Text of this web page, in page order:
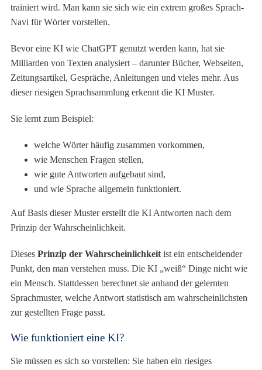
trainiert wird. Man kann sie sich wie ein extrem großes Sprach-
Navi für Wörter vorstellen.
Bevor eine KI wie ChatGPT genutzt werden kann, hat sie
Milliarden von Texten analysiert – darunter Bücher, Webseiten,
Zeitungsartikel, Gespräche, Anleitungen und vieles mehr. Aus
dieser riesigen Sprachsammlung erkennt die KI Muster.
Sie lernt zum Beispiel:
welche Wörter häufig zusammen vorkommen,
wie Menschen Fragen stellen,
wie gute Antworten aufgebaut sind,
und wie Sprache allgemein funktioniert.
Auf Basis dieser Muster erstellt die KI Antworten nach dem
Prinzip der Wahrscheinlichkeit.
Dieses Prinzip der Wahrscheinlichkeit ist ein entscheidender
Punkt, den man verstehen muss. Die KI „weiß“ Dinge nicht wie
ein Mensch. Stattdessen berechnet sie anhand der gelernten
Sprachmuster, welche Antwort statistisch am wahrscheinlichsten
zur gestellten Frage passt.
Wie funktioniert eine KI?
Sie müssen es sich so vorstellen: Sie haben ein riesiges